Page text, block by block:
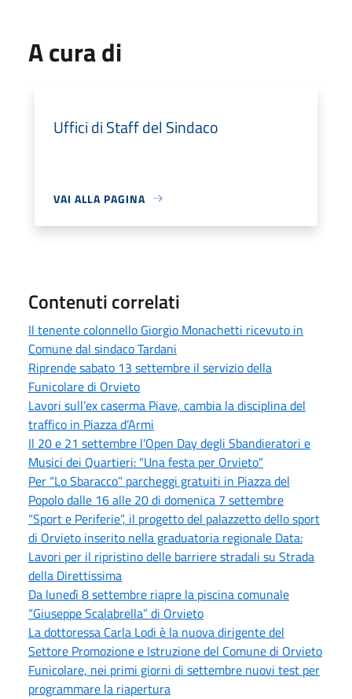
A cura di
Uffici di Staff del Sindaco
VAI ALLA PAGINA
Contenuti correlati
Il tenente colonnello Giorgio Monachetti ricevuto in
Comune dal sindaco Tardani
Riprende sabato 13 settembre il servizio della
Funicolare di Orvieto
Lavori sull’ex caserma Piave, cambia la disciplina del
traffico in Piazza d’Armi
Il 20 e 21 settembre l’Open Day degli Sbandieratori e
Musici dei Quartieri: “Una festa per Orvieto”
Per “Lo Sbaracco” parcheggi gratuiti in Piazza del
Popolo dalle 16 alle 20 di domenica 7 settembre
“Sport e Periferie”, il progetto del palazzetto dello sport
di Orvieto inserito nella graduatoria regionale Data:
Lavori per il ripristino delle barriere stradali su Strada
della Direttissima
Da lunedì 8 settembre riapre la piscina comunale
“Giuseppe Scalabrella” di Orvieto
La dottoressa Carla Lodi è la nuova dirigente del
Settore Promozione e Istruzione del Comune di Orvieto
Funicolare, nei primi giorni di settembre nuovi test per
programmare la riapertura